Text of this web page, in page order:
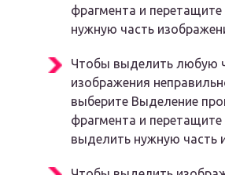
фрагмента и
нужную часть
Чтобы выделить любую
изображения
выберите Выделение
фрагмента и перетащите
выделить нужную часть